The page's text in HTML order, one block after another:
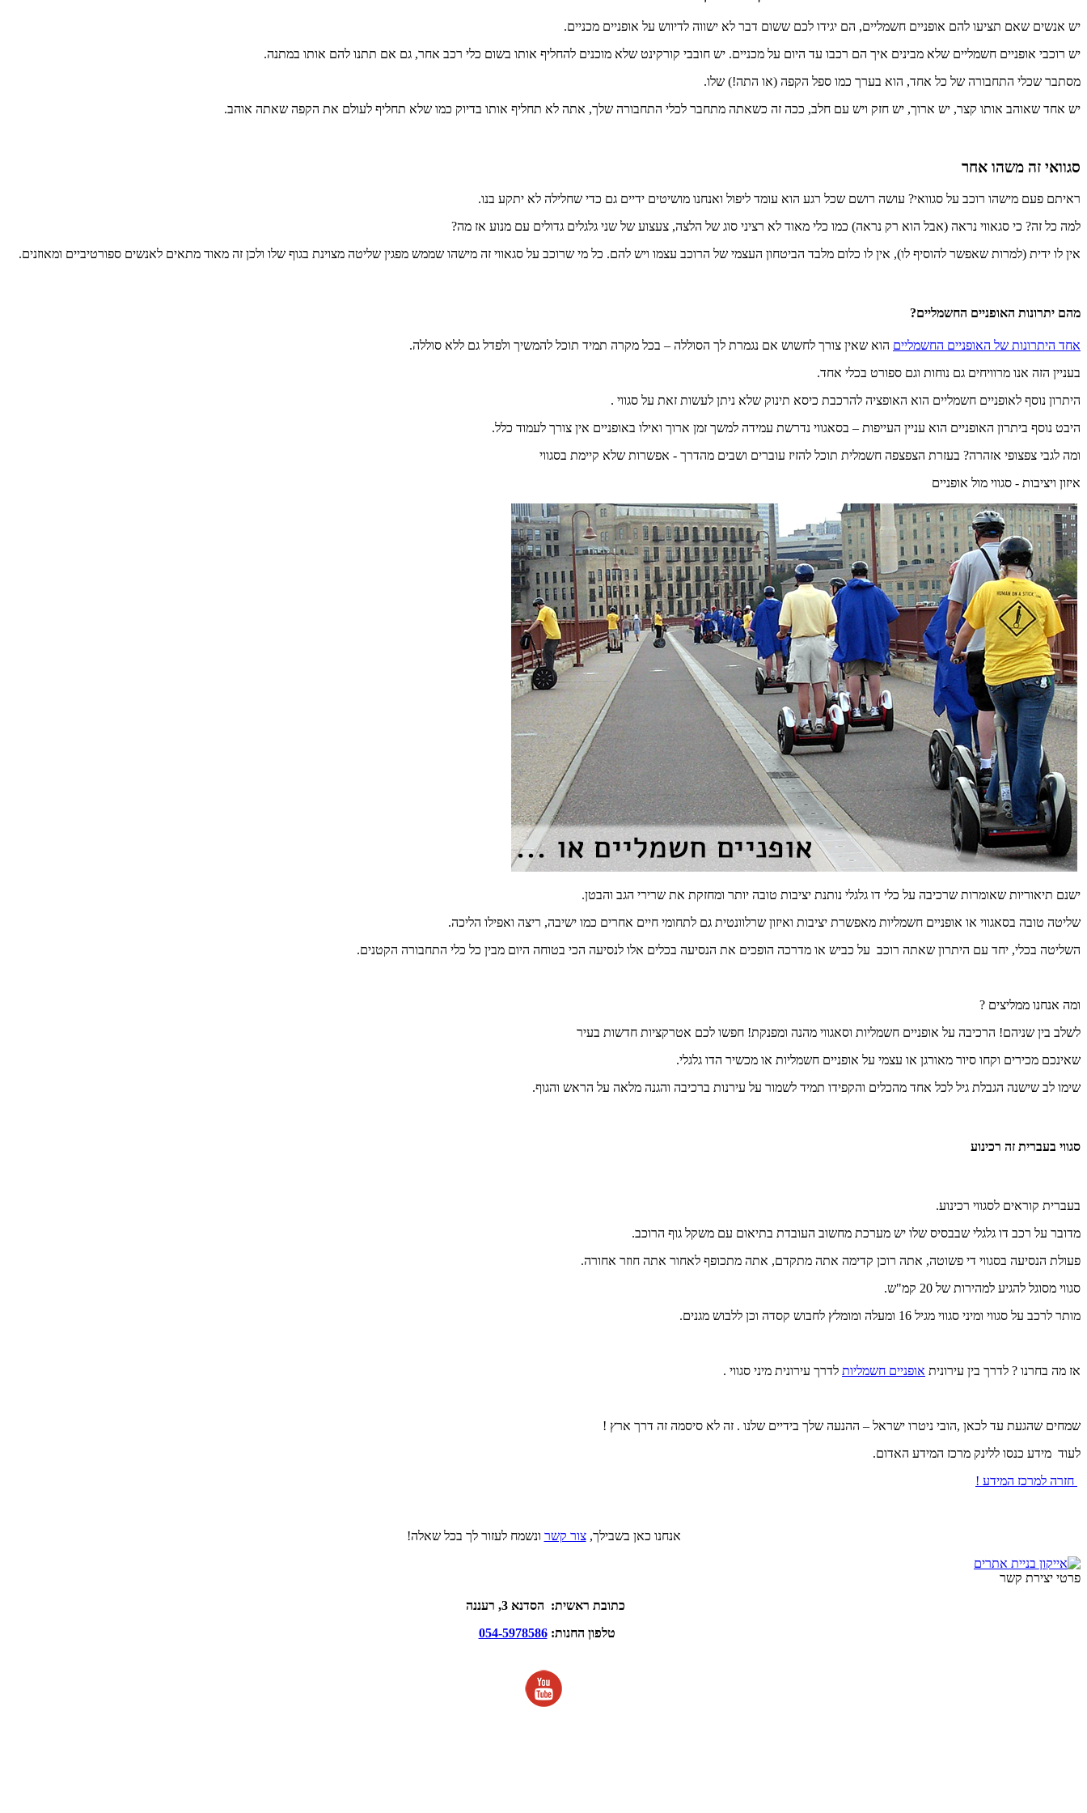
יש אנשים שאם תציעו להם אופניים חשמליים, הם יגידו לכם ששום דבר לא ישווה לדיווש על אופניים מכניים.
יש רוכבי אופניים חשמליים שלא מבינים איך הם רכבו עד היום על מכניים. יש חובבי קורקינט שלא מוכנים להחליף אותו בשום כלי רכב אחר, גם אם תתנו להם אותו במתנה.
מסתבר שכלי התחבורה של כל אחד, הוא בערך כמו ספל הקפה (או התה!) שלו.
יש אחד שאוהב אותו קצר, יש ארוך, יש חזק ויש עם חלב, ככה זה כשאתה מתחבר לכלי התחבורה שלך, אתה לא תחליף אותו בדיוק כמו שלא תחליף לעולם את הקפה שאתה אוהב.
סגוואי זה משהו אחר
ראיתם פעם מישהו רוכב על סגוואי? עושה רושם שכל רגע הוא עומד ליפול ואנחנו מושיטים ידיים גם כדי שחלילה לא יתקע בנו.
למה כל זה? כי סגאווי נראה (אבל הוא רק נראה) כמו כלי מאוד לא רציני סוג של הלצה, צעצוע של שני גלגלים גדולים עם מנוע אז מה?
אין לו ידית (למרות שאפשר להוסיף לו), אין לו כלום מלבד הביטחון העצמי של הרוכב עצמו ויש להם. כל מי שרוכב על סגאווי זה מישהו שממש מפגין שליטה מצוינת בגוף שלו ולכן זה מאוד מתאים לאנשים ספורטיביים ומאוזנים.
מהם יתרונות האופניים החשמליים?
אחד היתרונות של האופניים החשמליים הוא שאין צורך לחשוש אם נגמרת לך הסוללה – בכל מקרה תמיד תוכל להמשיך ולפדל גם ללא סוללה.
בעניין הזה אנו מרוויחים גם נוחות וגם ספורט בכלי אחד.
היתרון נוסף לאופניים חשמליים הוא האופציה להרכבת כיסא תינוק שלא ניתן לעשות זאת על סגווי .
היבט נוסף ביתרון האופניים הוא עניין העייפות – בסאגווי נדרשת עמידה למשך זמן ארוך ואילו באופניים אין צורך לעמוד כלל.
ומה לגבי צפצופי אזהרה? בעזרת הצפצפה חשמלית תוכל להזיז עוברים ושבים מהדרך - אפשרות שלא קיימת בסגווי
איזון ויציבות - סגווי מול אופניים
ישנם תיאוריות שאומרות שרכיבה על כלי דו גלגלי נותנת יציבות טובה יותר ומחזקת את שרירי הגב והבטן.
שליטה טובה בסאגווי או אופניים חשמליות מאפשרת יציבות ואיזון שרלוונטית גם לתחומי חיים אחרים כמו ישיבה, ריצה ואפילו הליכה.
השליטה בכלי, יחד עם היתרון שאתה רוכב על כביש או מדרכה הופכים את הנסיעה בכלים אלו לנסיעה הכי בטוחה היום מבין כל כלי התחבורה הקטנים.
ומה אנחנו ממליצים ?
לשלב בין שניהם! הרכיבה על אופניים חשמליות וסאגווי מהנה ומפנקת! חפשו לכם אטרקציות חדשות בעיר
שאינכם מכירים וקחו סיור מאורגן או עצמי על אופניים חשמליות או מכשיר הדו גלגלי.
שימו לב שישנה הגבלת גיל לכל אחד מהכלים והקפידו תמיד לשמור על עירנות ברכיבה והגנה מלאה על הראש והגוף.
סגווי בעברית זה רכינוע
בעברית קוראים לסגווי רכינוע.
מדובר על רכב דו גלגלי שבבסיס שלו יש מערכת מחשוב העובדת בתיאום עם משקל גוף הרוכב.
פעולת הנסיעה בסגווי די פשוטה, אתה רוכן קדימה אתה מתקדם, אתה מתכופף לאחור אתה חוזר אחורה.
סגווי מסוגל להגיע למהירות של 20 קמ"ש.
מותר לרכב על סגווי ומיני סגווי מגיל 16 ומעלה ומומלץ לחבוש קסדה וכן ללבוש מגנים.
אז מה בחרנו ? לדרך בין עירונית אופניים חשמליות לדרך עירונית מיני סגווי .
שמחים שהגעת עד לכאן ,הובי ניטרו ישראל – ההנעה שלך בידיים שלנו . זה לא סיסמה זה דרך ארץ !
לעוד מידע כנסו ללינק מרכז המידע האדום.
חזרה למרכז המידע !
אנחנו כאן בשבילך,צור קשר ונשמח לעזור לך בכל שאלה!
פרטי יצירת קשר
כתובת ראשית: הסדנא 3, רעננה
טלפון החנות:054-5978586